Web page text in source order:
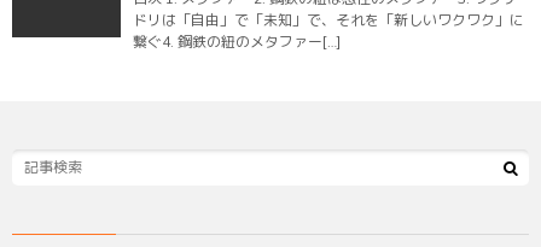
ドリは「自由」で「未知」で、それを「新しいワクワク」に
繋ぐ4. 鋼鉄の紐のメタファー[…]